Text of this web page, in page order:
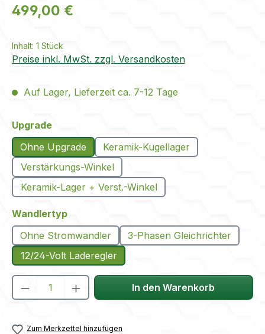
Regulärer Preis:
499,00 €
Inhalt: 1 Stück
Preise inkl. MwSt. zzgl. Versandkosten
Auf Lager, Lieferzeit ca. 7-12 Tage
Upgradeauswählen
Ohne Upgrade
Keramik-Kugellager
Verstärkungs-Winkel
Keramik-Lager + Verst.-Winkel
Wandlertypauswählen
Ohne Stromwandler
3-Phasen Gleichrichter
12/24-Volt Laderegler
Produkt Anzahl: Gib denIn den Warenkorb
Zum Merkzettel hinzufügen